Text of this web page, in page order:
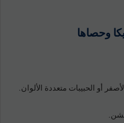
وحصاها
أو الحبيبات متعددة الألوان.